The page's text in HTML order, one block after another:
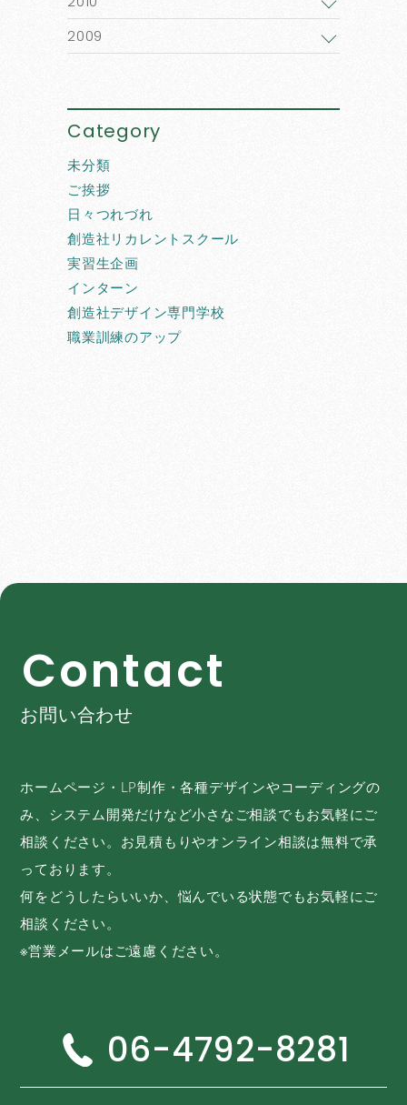
2009
Category
未分類
ご挨拶
日々つれづれ
創造社リカレントスクール
実習生企画
インターン
創造社デザイン専門学校
職業訓練のアップ
Contact
お問い合わせ
ホームページ・LP制作・各種デザインやコーディングの
み、システム開発だけなど小さなご相談でもお気軽にご
相談ください。お見積もりやオンライン相談は無料で承
っております。
何をどうしたらいいか、悩んでいる状態でもお気軽にご
相談ください。
※営業メールはご遠慮ください。
06-4792-8281